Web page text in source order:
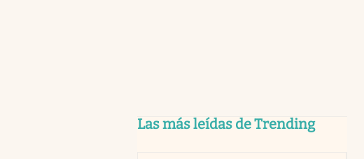
Las más leídas de Trending